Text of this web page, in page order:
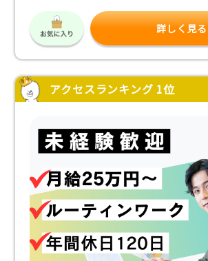
詳しく見る
アクセスランキング 1位